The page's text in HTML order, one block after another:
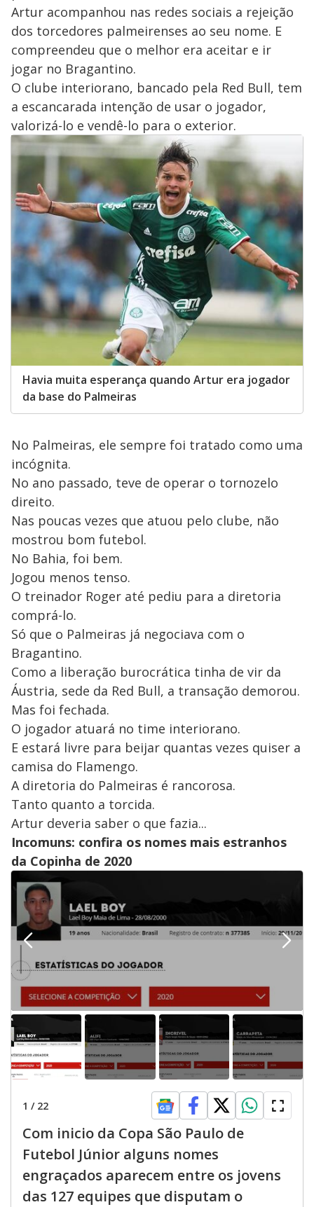
Artur acompanhou nas redes sociais a rejeição
dos torcedores palmeirenses ao seu nome. E
compreendeu que o melhor era aceitar e ir
jogar no Bragantino.
O clube interiorano, bancado pela Red Bull, tem
a escancarada intenção de usar o jogador,
valorizá-lo e vendê-lo para o exterior.
Havia muita esperança quando Artur era jogador
da base do Palmeiras
No Palmeiras, ele sempre foi tratado como uma
incógnita.
No ano passado, teve de operar o tornozelo
direito.
Nas poucas vezes que atuou pelo clube, não
mostrou bom futebol.
No Bahia, foi bem.
Jogou menos tenso.
O treinador Roger até pediu para a diretoria
comprá-lo.
Só que o Palmeiras já negociava com o
Bragantino.
Como a liberação burocrática tinha de vir da
Áustria, sede da Red Bull, a transação demorou.
Mas foi fechada.
O jogador atuará no time interiorano.
E estará livre para beijar quantas vezes quiser a
camisa do Flamengo.
A diretoria do Palmeiras é rancorosa.
Tanto quanto a torcida.
Artur deveria saber o que fazia...
Incomuns: confira os nomes mais estranhos
da Copinha de 2020
1 / 22
Com inicio da Copa São Paulo de
Futebol Júnior alguns nomes
engraçados aparecem entre os jovens
das 127 equipes que disputam o